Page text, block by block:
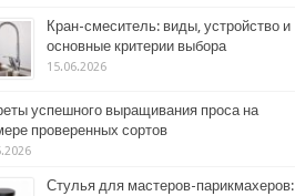
Кран-смеситель: виды, устройство и
основные критерии выбора
15.06.2026
успешного выращивания проса на
проверенных сортов
Стулья для мастеров-парикмахеров: